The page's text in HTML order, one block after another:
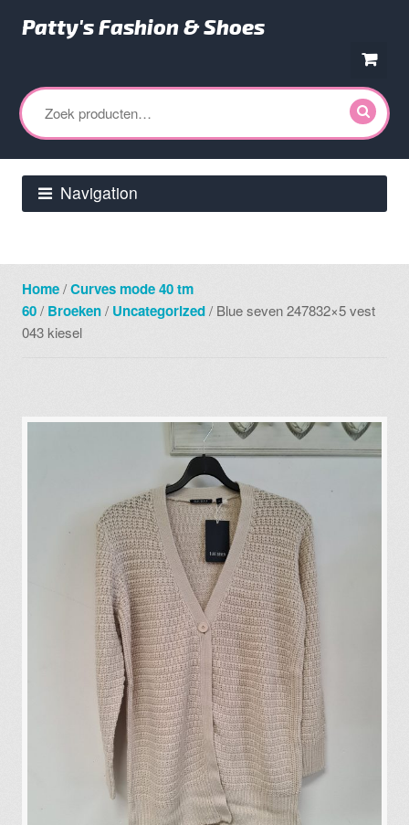
naar
navigatie
naar
de
inhoud
Patty's Fashion & Shoes
Zoeken
naar:
Navigation
Home/Curves mode 40 tm
60/ Broeken/ Uncategorized/ Blue seven 247832×5 vest
043 kiesel